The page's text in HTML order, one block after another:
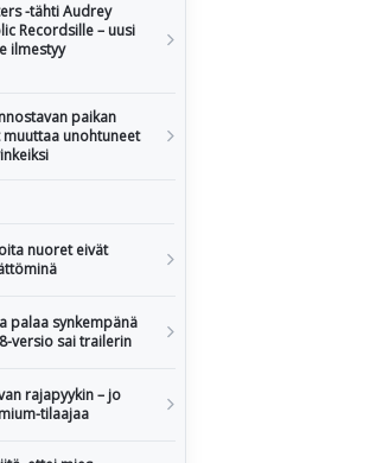
-tähti Audrey
Recordsille – uusi
ilmestyy
paikan
unohtuneet
nuoret eivät
palaa synkempänä
versio sai trailerin
rajapyykin – jo
tilaajaa